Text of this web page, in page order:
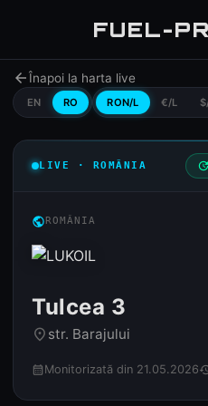
FUEL-
arrow_backÎnapoi la harta live
EN RO RON/L €/L
LIVE · ROMÂNIA update
publicROMÂNIA
Tulcea 3
place str. Barajului
calendar_month Monitorizată din 21.05.2026